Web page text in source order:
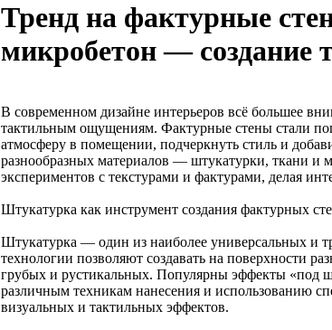
Тренд на фактурные
микробетон — создание
В современном дизайне интерьеров всё большее
тактильным ощущениям. Фактурные стены стали
атмосферу в помещении, подчеркнуть стиль и
разнообразных материалов — штукатурки, ткани
экспериментов с текстурами и фактурами, делая
Штукатурка как инструмент создания фактурных
Штукатурка — один из наиболее универсальных и
технологии позволяют создавать на поверхности
грубых и рустикальных. Популярны эффекты «под
различным техникам нанесения и использованию
визуальных и тактильных эффектов.